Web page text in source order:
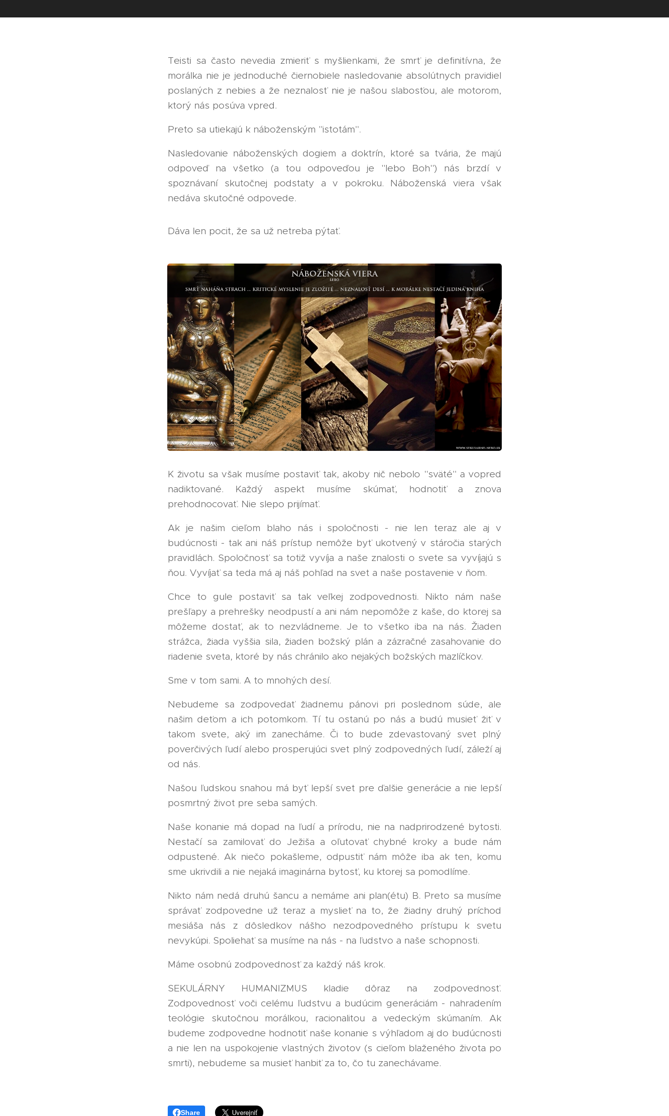
Teisti sa často nevedia zmieriť s myšlienkami, že smrť je definitívna, že
morálka nie je jednoduché čiernobiele nasledovanie absolútnych pravidiel
poslaných z nebies a že neznalosť nie je našou slabosťou, ale motorom,
ktorý nás posúva vpred.
Preto sa utiekajú k náboženským "istotám".
Nasledovanie náboženských dogiem a doktrín, ktoré sa tvária, že majú
odpoveď na všetko (a tou odpoveďou je "lebo Boh") nás brzdí v
spoznávaní skutočnej podstaty a v pokroku. Náboženská viera však
nedáva skutočné odpovede.
Dáva len pocit, že sa už netreba pýtať.
K životu sa však musíme postaviť tak, akoby nič nebolo "sväté" a vopred
nadiktované. Každý aspekt musíme skúmať, hodnotiť a znova
prehodnocovať. Nie slepo prijímať.
Ak je našim cieľom blaho nás i spoločnosti - nie len teraz ale aj v
budúcnosti - tak ani náš prístup nemôže byť ukotvený v stáročia starých
pravidlách. Spoločnosť sa totiž vyvíja a naše znalosti o svete sa vyvíjajú s
ňou. Vyvíjať sa teda má aj náš pohľad na svet a naše postavenie v ňom.
Chce to gule postaviť sa tak veľkej zodpovednosti. Nikto nám naše
prešľapy a prehrešky neodpustí a ani nám nepomôže z kaše, do ktorej sa
môžeme dostať, ak to nezvládneme. Je to všetko iba na nás. Žiaden
strážca, žiada vyššia sila, žiaden božský plán a zázračné zasahovanie do
riadenie sveta, ktoré by nás chránilo ako nejakých božských mazlíčkov.
Sme v tom sami. A to mnohých desí.
Nebudeme sa zodpovedať žiadnemu pánovi pri poslednom súde, ale
našim deťom a ich potomkom. Tí tu ostanú po nás a budú musieť žiť v
takom svete, aký im zanecháme. Či to bude zdevastovaný svet plný
poverčivých ľudí alebo prosperujúci svet plný zodpovedných ľudí, záleží aj
od nás.
Našou ľudskou snahou má byť lepší svet pre ďalšie generácie a nie lepší
posmrtný život pre seba samých.
Naše konanie má dopad na ľudí a prírodu, nie na nadprirodzené bytosti.
Nestačí sa zamilovať do Ježiša a oľutovať chybné kroky a bude nám
odpustené. Ak niečo pokašleme, odpustiť nám môže iba ak ten, komu
sme ukrivdili a nie nejaká imaginárna bytosť, ku ktorej sa pomodlíme.
Nikto nám nedá druhú šancu a nemáme ani plan(étu) B. Preto sa musíme
správať zodpovedne už teraz a myslieť na to, že žiadny druhý príchod
mesiáša nás z dôsledkov nášho nezodpovedného prístupu k svetu
nevykúpi. Spoliehať sa musíme na nás - na ľudstvo a naše schopnosti.
Máme osobnú zodpovednosť za každý náš krok.
SEKULÁRNY HUMANIZMUS kladie dôraz na zodpovednosť.
Zodpovednosť voči celému ľudstvu a budúcim generáciám - nahradením
teológie skutočnou morálkou, racionalitou a vedeckým skúmaním. Ak
budeme zodpovedne hodnotiť naše konanie s výhľadom aj do budúcnosti
a nie len na uspokojenie vlastných životov (s cieľom blaženého života po
smrti), nebudeme sa musieť hanbiť za to, čo tu zanechávame.
Share